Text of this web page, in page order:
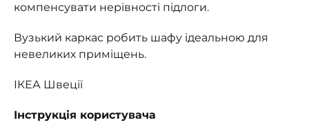
компенсувати нерівності підлоги.
Вузький каркас робить шафу ідеальною для
невеликих приміщень.
ІКЕА Швеції
Інструкція користувача